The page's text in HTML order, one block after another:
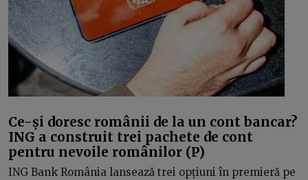
Ce-și doresc românii de la un cont bancar?
ING a construit trei pachete de cont
pentru nevoile românilor (P)
ING Bank România lansează trei opțiuni în premieră pe